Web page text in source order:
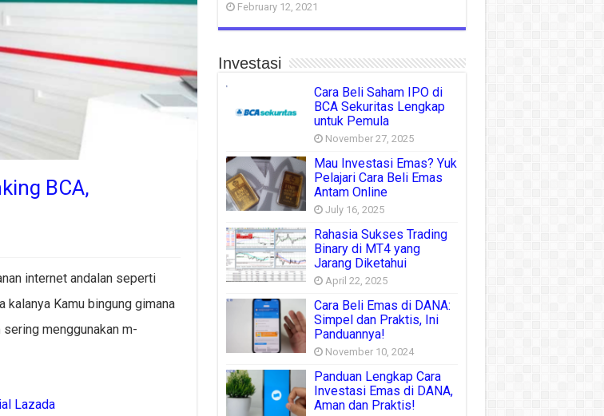
BCA,
internet andalan seperti
kalanya Kamu bingung gimana
sering menggunakan m-
Lazada
February 12, 2021
Investasi
Cara Beli Saham IPO di
BCA Sekuritas Lengkap
untuk Pemula
November 27, 2025
Mau Investasi Emas? Yuk
Pelajari Cara Beli Emas
Antam Online
July 16, 2025
Rahasia Sukses Trading
Binary di MT4 yang
Jarang Diketahui
April 22, 2025
Cara Beli Emas di DANA:
Simpel dan Praktis, Ini
Panduannya!
November 10, 2024
Panduan Lengkap Cara
Investasi Emas di DANA,
Aman dan Praktis!